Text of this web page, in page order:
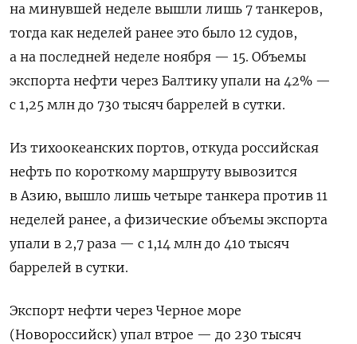
на минувшей неделе вышли лишь 7 танкеров,
тогда как неделей ранее это было 12 судов,
а на последней неделе ноября — 15. Объемы
экспорта нефти через Балтику упали на 42% —
с 1,25 млн до 730 тысяч баррелей в сутки.
Из тихоокеанских портов, откуда российская
нефть по короткому маршруту вывозится
в Азию, вышло лишь четыре танкера против 11
неделей ранее, а физические объемы экспорта
упали в 2,7 раза — с 1,14 млн до 410 тысяч
баррелей в сутки.
Экспорт нефти через Черное море
(Новороссийск) упал втрое — до 230 тысяч